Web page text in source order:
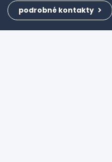
podrobné kontakty